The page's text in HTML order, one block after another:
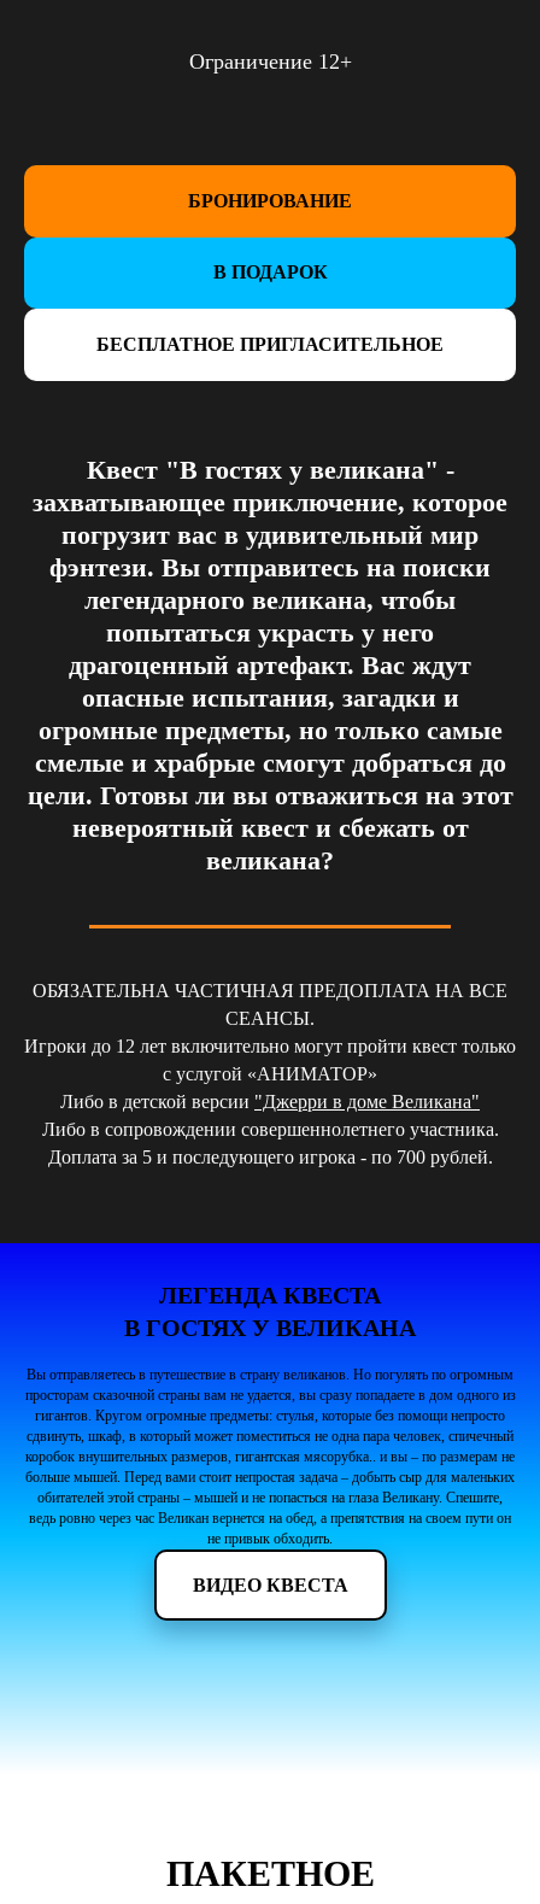
Ограничение 12+
БРОНИРОВАНИЕ
В ПОДАРОК
БЕСПЛАТНОЕ ПРИГЛАСИТЕЛЬНОЕ
Квест "В гостях у великана" -
захватывающее приключение, которое
погрузит вас в удивительный мир
фэнтези. Вы отправитесь на поиски
легендарного великана, чтобы
попытаться украсть у него
драгоценный артефакт. Вас ждут
опасные испытания, загадки и
огромные предметы, но только самые
смелые и храбрые смогут добраться до
цели. Готовы ли вы отважиться на этот
невероятный квест и сбежать от
великана?
ОБЯЗАТЕЛЬНА ЧАСТИЧНАЯ ПРЕДОПЛАТА НА ВСЕ
СЕАНСЫ.
Игроки до 12 лет включительно могут пройти квест только
с услугой «АНИМАТОР»
Либо в детской версии "Джерри в доме Великана"
Либо в сопровождении совершеннолетнего участника.
Доплата за 5 и последующего игрока - по 700 рублей.
ЛЕГЕНДА КВЕСТА
В ГОСТЯХ У ВЕЛИКАНА
Вы отправляетесь в путешествие в страну великанов. Но погулять по огромным
просторам сказочной страны вам не удается, вы сразу попадаете в дом одного из
гигантов. Кругом огромные предметы: стулья, которые без помощи непросто
сдвинуть, шкаф, в который может поместиться не одна пара человек, спичечный
коробок внушительных размеров, гигантская мясорубка.. и вы – по размерам не
больше мышей. Перед вами стоит непростая задача – добыть сыр для маленьких
обитателей этой страны – мышей и не попасться на глаза Великану. Спешите,
ведь ровно через час Великан вернется на обед, а препятствия на своем пути он
не привык обходить.
ВИДЕО КВЕСТА
ПАКЕТНОЕ